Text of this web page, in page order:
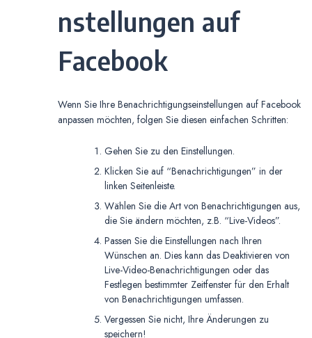
nstellungen auf
Facebook
Wenn Sie Ihre Benachrichtigungseinstellungen auf Facebook
anpassen möchten, folgen Sie diesen einfachen Schritten:
Gehen Sie zu den Einstellungen.
Klicken Sie auf “Benachrichtigungen” in der
linken Seitenleiste.
Wählen Sie die Art von Benachrichtigungen aus,
die Sie ändern möchten, z.B. “Live-Videos”.
Passen Sie die Einstellungen nach Ihren
Wünschen an. Dies kann das Deaktivieren von
Live-Video-Benachrichtigungen oder das
Festlegen bestimmter Zeitfenster für den Erhalt
von Benachrichtigungen umfassen.
Vergessen Sie nicht, Ihre Änderungen zu
speichern!